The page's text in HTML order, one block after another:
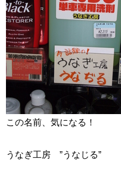
この名前、気になる！
うなぎ工房 ”うなじる”